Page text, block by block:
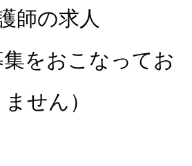
師の求人
集をおこなってお
ません）